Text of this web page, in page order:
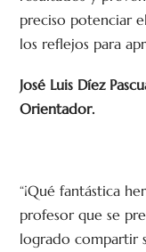
preciso potenciar
los reflejos para
José Luis Díez
Orientador.
“¡Qué fantástica
profesor que se
logrado compartir